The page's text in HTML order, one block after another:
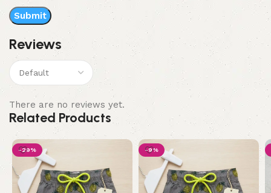
Reviews
There are no reviews yet.
Related Products
-29% -9%